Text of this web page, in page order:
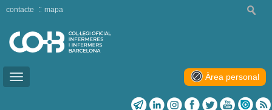
Toggle
contacte mapa
Àrea personal